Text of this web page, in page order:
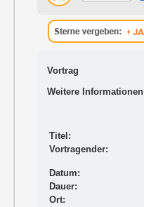
Vortrag
Weitere Informationen
Titel:
Vortragender:
Datum:
Dauer:
Ort: